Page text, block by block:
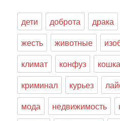
дети доброта драка
жесть
животные
климат
конфуз кошка
криминал
курьез
мода
недвижимость